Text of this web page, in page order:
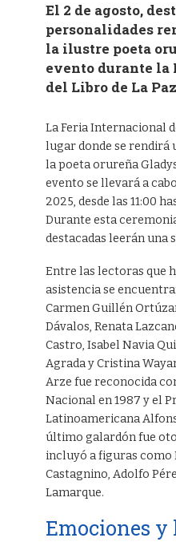
El 2 de agosto,
personalidades
la ilustre poeta
evento durante
del Libro de La
La Feria Internacional
lugar donde se rendirá
la poeta orureña
evento se llevará a
2025, desde las 11:00
Durante esta
destacadas leerán una
Entre las lectoras que
asistencia se
Carmen Guillén
Dávalos, Renata
Castro, Isabel Navia
Agrada y Cristina
Arze fue reconocida
Nacional en 1987 y el
Latinoamericana
último galardón fue
incluyó a figuras como
Castagnino, Adolfo
Lamarque.
Emociones y